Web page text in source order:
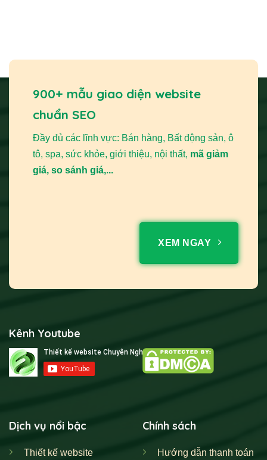
900+ mẫu giao diện website
chuẩn SEO
Đầy đủ các lĩnh vực: Bán hàng, Bất động sản, ô
tô, spa, sức khỏe, giới thiệu, nội thất, mã giảm
giá, so sánh giá,...
XEM NGAY
Kênh Youtube
Dịch vụ nổi bậc
Thiết kế website
Chính sách
Hướng dẫn thanh toán